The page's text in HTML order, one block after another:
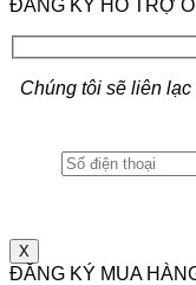
ĐĂNG KÝ HỖ TRỢ
Chúng tôi sẽ liên
X
ĐĂNG KÝ MUA